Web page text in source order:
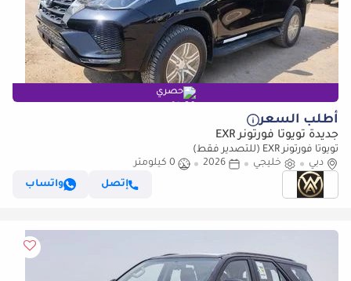
حصري
أطلب السعر
جديدة تويوتا فورتونر EXR
تويوتا فورتونر EXR (للتصدير فقط)
دبي
خليجي 2026
0 كيلومتر
إتصل
واتساب